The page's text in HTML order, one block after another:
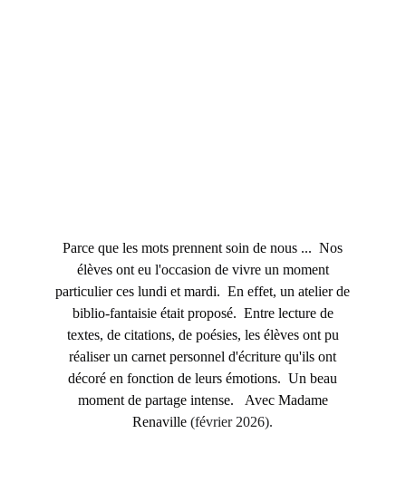
Parce que les mots prennent soin de nous ... Nos
élèves ont eu l'occasion de vivre un moment
particulier ces lundi et mardi. En effet, un atelier de
biblio-fantaisie était proposé. Entre lecture de
textes, de citations, de poésies, les élèves ont pu
réaliser un carnet personnel d'écriture qu'ils ont
décoré en fonction de leurs émotions. Un beau
moment de partage intense. Avec Madame
Renaville(février 2026).